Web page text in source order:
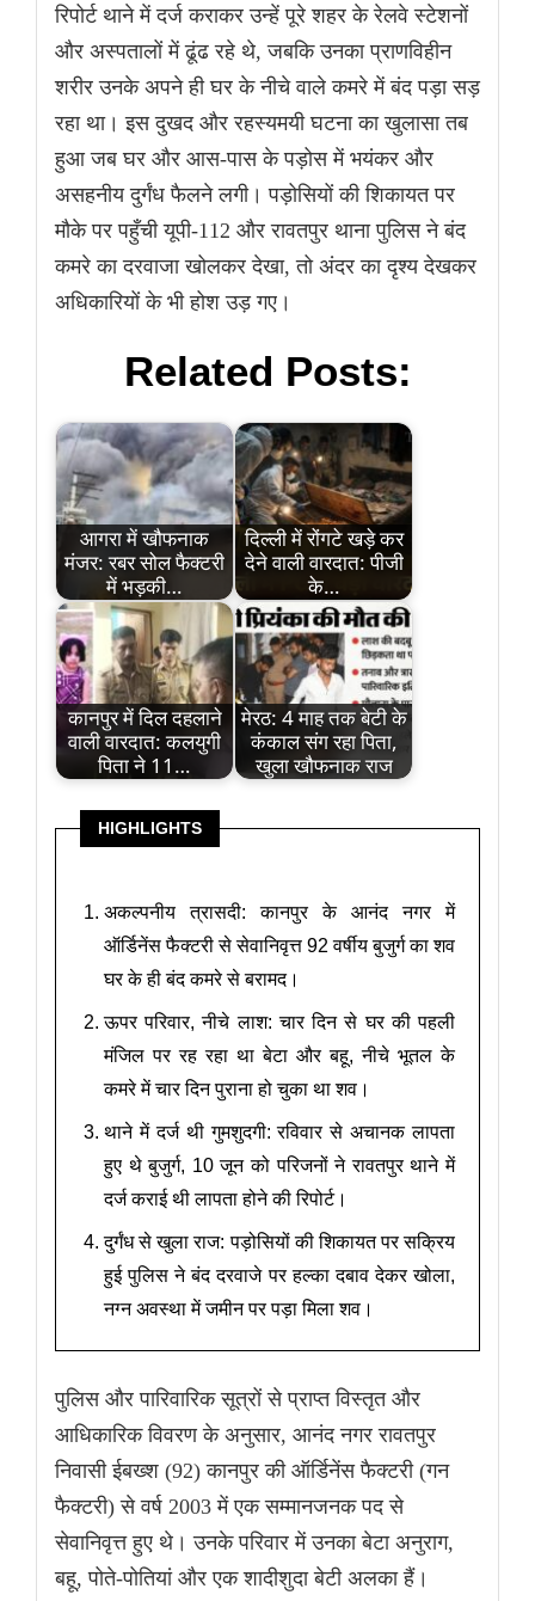
रिपोर्ट थाने में दर्ज कराकर उन्हें पूरे शहर के रेलवे स्टेशनों
और अस्पतालों में ढूंढ रहे थे, जबकि उनका प्राणविहीन
शरीर उनके अपने ही घर के नीचे वाले कमरे में बंद पड़ा सड़
रहा था। इस दुखद और रहस्यमयी घटना का खुलासा तब
हुआ जब घर और आस-पास के पड़ोस में भयंकर और
असहनीय दुर्गंध फैलने लगी। पड़ोसियों की शिकायत पर
मौके पर पहुँची यूपी-112 और रावतपुर थाना पुलिस ने बंद
कमरे का दरवाजा खोलकर देखा, तो अंदर का दृश्य देखकर
अधिकारियों के भी होश उड़ गए।
Related Posts:
आगरा में खौफनाक
मंजर: रबर सोल फैक्टरी
में भड़की…
दिल्ली में रोंगटे खड़े कर
देने वाली वारदात: पीजी
के…
कानपुर में दिल दहलाने
वाली वारदात: कलयुगी
पिता ने 11…
मेरठ: 4 माह तक बेटी के
कंकाल संग रहा पिता,
खुला खौफनाक राज
HIGHLIGHTS
अकल्पनीय त्रासदी: कानपुर के आनंद नगर में
ऑर्डिनेंस फैक्टरी से सेवानिवृत्त 92 वर्षीय बुजुर्ग का शव
घर के ही बंद कमरे से बरामद।
ऊपर परिवार, नीचे लाश: चार दिन से घर की पहली
मंजिल पर रह रहा था बेटा और बहू, नीचे भूतल के
कमरे में चार दिन पुराना हो चुका था शव।
थाने में दर्ज थी गुमशुदगी: रविवार से अचानक लापता
हुए थे बुजुर्ग, 10 जून को परिजनों ने रावतपुर थाने में
दर्ज कराई थी लापता होने की रिपोर्ट।
दुर्गंध से खुला राज: पड़ोसियों की शिकायत पर सक्रिय
हुई पुलिस ने बंद दरवाजे पर हल्का दबाव देकर खोला,
नग्न अवस्था में जमीन पर पड़ा मिला शव।
पुलिस और पारिवारिक सूत्रों से प्राप्त विस्तृत और
आधिकारिक विवरण के अनुसार, आनंद नगर रावतपुर
निवासी ईबख्श (92) कानपुर की ऑर्डिनेंस फैक्टरी (गन
फैक्टरी) से वर्ष 2003 में एक सम्मानजनक पद से
सेवानिवृत्त हुए थे। उनके परिवार में उनका बेटा अनुराग,
बहू, पोते-पोतियां और एक शादीशुदा बेटी अलका हैं।